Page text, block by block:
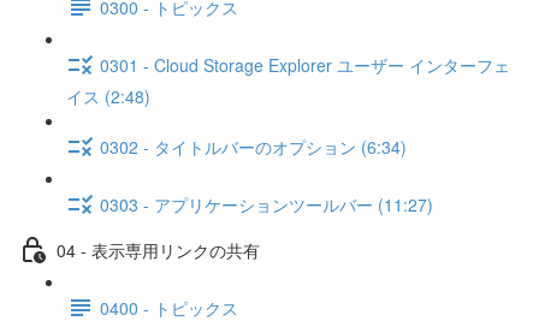
0300 - トピックス
0301 - Cloud Storage Explorer ユーザー インターフェ
イス (2:48)
0302 - タイトルバーのオプション (6:34)
0303 - アプリケーションツールバー (11:27)
04 - 表示専用リンクの共有
0400 - トピックス